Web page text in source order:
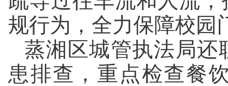
规行为，全力保障校园
蒸湘区城管执法局还
患排查，重点检查餐